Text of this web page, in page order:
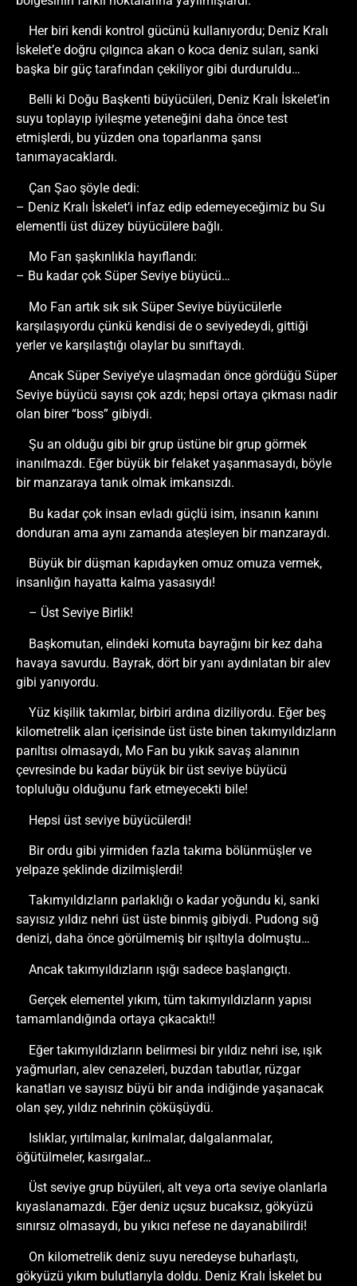
Her biri kendi kontrol gücünü kullanıyordu; Deniz Kralı
İskelet’e doğru çılgınca akan o koca deniz suları, sanki
başka bir güç tarafından çekiliyor gibi durduruldu…
Belli ki Doğu Başkenti büyücüleri, Deniz Kralı İskelet’in
suyu toplayıp iyileşme yeteneğini daha önce test
etmişlerdi, bu yüzden ona toparlanma şansı
tanımayacaklardı.
Çan Şao şöyle dedi:
– Deniz Kralı İskelet’i infaz edip edemeyeceğimiz bu Su
elementli üst düzey büyücülere bağlı.
Mo Fan şaşkınlıkla hayıflandı:
– Bu kadar çok Süper Seviye büyücü…
Mo Fan artık sık sık Süper Seviye büyücülerle
karşılaşıyordu çünkü kendisi de o seviyedeydi, gittiği
yerler ve karşılaştığı olaylar bu sınıftaydı.
Ancak Süper Seviye’ye ulaşmadan önce gördüğü Süper
Seviye büyücü sayısı çok azdı; hepsi ortaya çıkması nadir
olan birer “boss” gibiydi.
Şu an olduğu gibi bir grup üstüne bir grup görmek
inanılmazdı. Eğer büyük bir felaket yaşanmasaydı, böyle
bir manzaraya tanık olmak imkansızdı.
Bu kadar çok insan evladı güçlü isim, insanın kanını
donduran ama aynı zamanda ateşleyen bir manzaraydı.
Büyük bir düşman kapıdayken omuz omuza vermek,
insanlığın hayatta kalma yasasıydı!
– Üst Seviye Birlik!
Başkomutan, elindeki komuta bayrağını bir kez daha
havaya savurdu. Bayrak, dört bir yanı aydınlatan bir alev
gibi yanıyordu.
Yüz kişilik takımlar, birbiri ardına diziliyordu. Eğer beş
kilometrelik alan içerisinde üst üste binen takımyıldızların
parıltısı olmasaydı, Mo Fan bu yıkık savaş alanının
çevresinde bu kadar büyük bir üst seviye büyücü
topluluğu olduğunu fark etmeyecekti bile!
Hepsi üst seviye büyücülerdi!
Bir ordu gibi yirmiden fazla takıma bölünmüşler ve
yelpaze şeklinde dizilmişlerdi!
Takımyıldızların parlaklığı o kadar yoğundu ki, sanki
sayısız yıldız nehri üst üste binmiş gibiydi. Pudong sığ
denizi, daha önce görülmemiş bir ışıltıyla dolmuştu…
Ancak takımyıldızların ışığı sadece başlangıçtı.
Gerçek elementel yıkım, tüm takımyıldızların yapısı
tamamlandığında ortaya çıkacaktı!!
Eğer takımyıldızların belirmesi bir yıldız nehri ise, ışık
yağmurları, alev cenazeleri, buzdan tabutlar, rüzgar
kanatları ve sayısız büyü bir anda indiğinde yaşanacak
olan şey, yıldız nehrinin çöküşüydü.
Islıklar, yırtılmalar, kırılmalar, dalgalanmalar,
öğütülmeler, kasırgalar…
Üst seviye grup büyüleri, alt veya orta seviye olanlarla
kıyaslanamazdı. Eğer deniz uçsuz bucaksız, gökyüzü
sınırsız olmasaydı, bu yıkıcı nefese ne dayanabilirdi!
On kilometrelik deniz suyu neredeyse buharlaştı,
gökyüzü yıkım bulutlarıyla doldu. Deniz Kralı İskelet bu